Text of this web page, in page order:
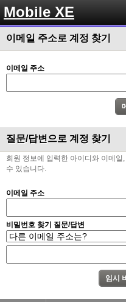
Mobile XE
이메일 주소로 계정 찾기
이메일 주소
질문/답변으로 계정 찾기
회원 정보에 입력한 아이디와 이메
수 있습니다.
이메일 주소
비밀번호 찾기 질문/답변